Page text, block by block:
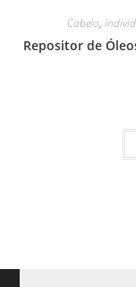
Cabelo,
Repositor de